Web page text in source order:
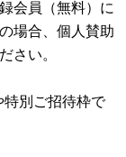
会員（無料）に
場合、個人賛助
さい。
特別ご招待枠で